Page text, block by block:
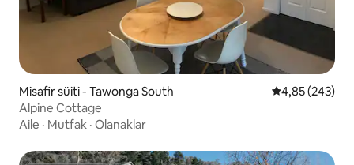
Misafir süiti - Tawonga South 5 üzerinden
4,85 (243)
Alpine Cottage
Aile · Mutfak · Olanaklar